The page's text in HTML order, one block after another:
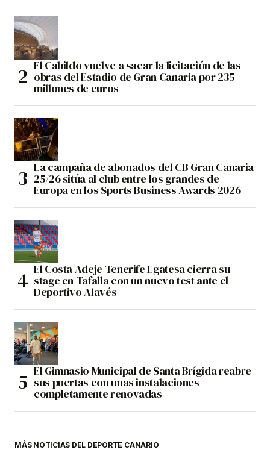
El Cabildo vuelve a sacar la licitación de las
obras del Estadio de Gran Canaria por 235
millones de euros
La campaña de abonados del CB Gran Canaria
25/26 sitúa al club entre los grandes de
Europa en los Sports Business Awards 2026
El Costa Adeje Tenerife Egatesa cierra su
stage en Tafalla con un nuevo test ante el
Deportivo Alavés
El Gimnasio Municipal de Santa Brígida reabre
sus puertas con unas instalaciones
completamente renovadas
MÁS NOTICIAS DEL DEPORTE CANARIO